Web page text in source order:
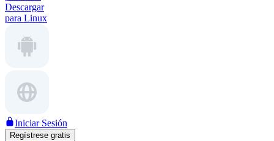
Descargar
para Linux
Iniciar Sesión
Regístrese gratis